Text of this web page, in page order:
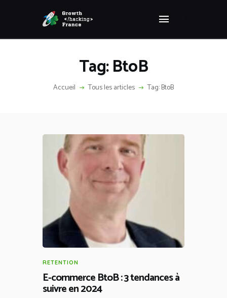
Tag: BtoB
Accueil Tous les articles Tag: BtoB
GROWTH HACKING FRANCE
HACKS
L’AGENCE
ÉTHIQUE
CONTACT
RETENTION
E-commerce BtoB : 3 tendances à
suivre en 2024